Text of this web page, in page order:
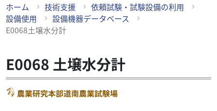
ホーム 技術支援
依頼試験・試験設備の利用
設備使用
設備機器データベース
E0068土壌水分計
E0068 土壌水分計
農業研究本部道南農業試験場